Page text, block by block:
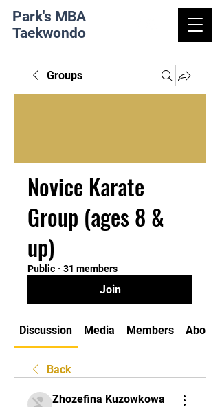
Park's MBA
Taekwondo
Groups
Novice Karate
Group (ages 8 &
up)
Public · 31 members
Join
Discussion Media Members About
Back
Zhozefina Kuzowkowa